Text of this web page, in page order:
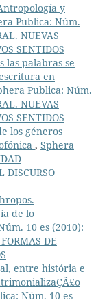
y
Publica: Núm.
NUEVAS
SENTIDOS
las palabras se
en
Publica: Núm.
NUEVAS
SENTIDOS
los géneros
, Sphera
DISCURSO
de lo
10 es (2010):
DE
entre história e
Núm. 10 es